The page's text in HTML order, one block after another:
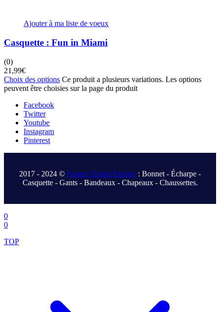
Ajouter à ma liste de voeux
Casquette : Fun in Miami
(0)
21,99€
Choix des options Ce produit a plusieurs variations. Les options
peuvent être choisies sur la page du produit
Facebook
Twitter
Youtube
Instagram
Pinterest
.
2017 - 2024 © Fonem Textile Europe : Bonnet - Écharpe -
Casquette - Gants - Bandeaux - Chapeaux - Chaussettes.
.
0
0
TOP